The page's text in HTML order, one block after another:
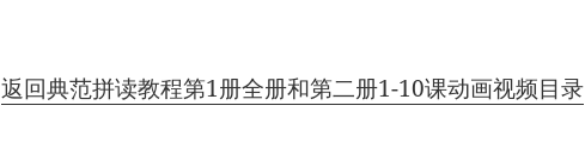
返回典范拼读教程第1册全册和第二册1-10课动画视频目录